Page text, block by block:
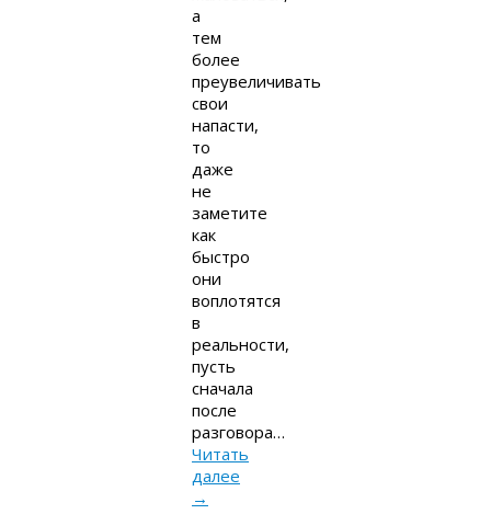
а
тем
более
преувеличивать
свои
напасти,
то
даже
не
заметите
как
быстро
они
воплотятся
в
реальности,
пусть
сначала
после
разговора…
Читать
далее
→